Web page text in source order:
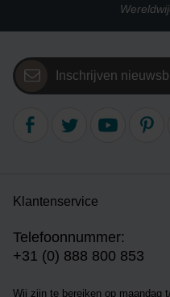
Inschrijven
Klantenservice
Telefoonnummer:
+31 (0) 888 800 853
Wij zijn te bereiken op maandag